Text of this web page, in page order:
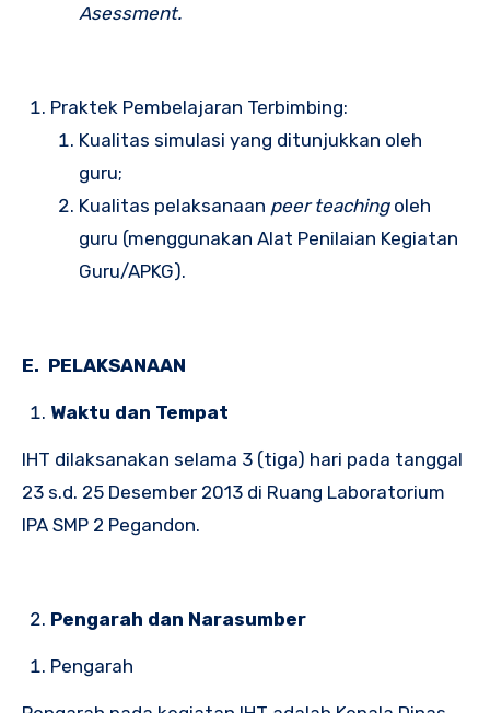
Asessment.
Praktek Pembelajaran Terbimbing:
Kualitas simulasi yang ditunjukkan oleh
guru;
Kualitas pelaksanaan peer teachingoleh
guru (menggunakan Alat Penilaian Kegiatan
Guru/APKG).
E. PELAKSANAAN
Waktu dan Tempat
IHT dilaksanakan selama 3 (tiga) hari pada tanggal
23 s.d. 25 Desember 2013 di Ruang Laboratorium
IPA SMP 2 Pegandon.
Pengarah dan Narasumber
Pengarah